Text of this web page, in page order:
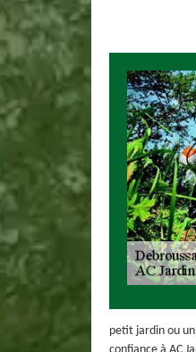
petit jardin ou